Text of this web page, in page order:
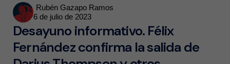
Posted
by
Rubén Gazapo Ramos
6 de julio de 2023
Desayuno informativo. Félix
Fernández confirma la salida de